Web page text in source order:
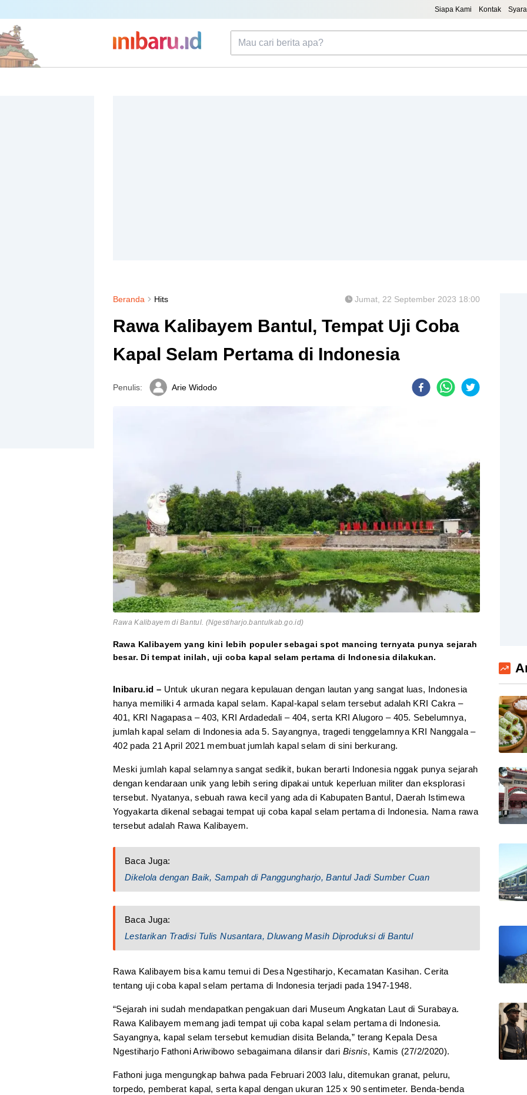
Siapa Kami Kontak
Beranda Hits Jumat, 22 September 2023 18:00
Rawa Kalibayem Bantul, Tempat Uji Coba
Kapal Selam Pertama di Indonesia
Penulis: Arie Widodo
Rawa Kalibayem di Bantul. (Ngestiharjo.bantulkab.go.id)
Rawa Kalibayem yang kini lebih populer sebagai spot mancing ternyata punya sejarah
besar. Di tempat inilah, uji coba kapal selam pertama di Indonesia dilakukan.
Inibaru.id – Untuk ukuran negara kepulauan dengan lautan yang sangat luas, Indonesia
hanya memiliki 4 armada kapal selam. Kapal-kapal selam tersebut adalah KRI Cakra –
401, KRI Nagapasa – 403, KRI Ardadedali – 404, serta KRI Alugoro – 405. Sebelumnya,
jumlah kapal selam di Indonesia ada 5. Sayangnya, tragedi tenggelamnya KRI Nanggala –
402 pada 21 April 2021 membuat jumlah kapal selam di sini berkurang.
Meski jumlah kapal selamnya sangat sedikit, bukan berarti Indonesia nggak punya sejarah
dengan kendaraan unik yang lebih sering dipakai untuk keperluan militer dan eksplorasi
tersebut. Nyatanya, sebuah rawa kecil yang ada di Kabupaten Bantul, Daerah Istimewa
Yogyakarta dikenal sebagai tempat uji coba kapal selam pertama di Indonesia. Nama rawa
tersebut adalah Rawa Kalibayem.
Baca Juga:
Dikelola dengan Baik, Sampah di Panggungharjo, Bantul Jadi Sumber Cuan
Baca Juga:
Lestarikan Tradisi Tulis Nusantara, Dluwang Masih Diproduksi di Bantul
Rawa Kalibayem bisa kamu temui di Desa Ngestiharjo, Kecamatan Kasihan. Cerita
tentang uji coba kapal selam pertama di Indonesia terjadi pada 1947-1948.
“Sejarah ini sudah mendapatkan pengakuan dari Museum Angkatan Laut di Surabaya.
Rawa Kalibayem memang jadi tempat uji coba kapal selam pertama di Indonesia.
Sayangnya, kapal selam tersebut kemudian disita Belanda,” terang Kepala Desa
Ngestiharjo Fathoni Ariwibowo sebagaimana dilansir dari Bisnis, Kamis (27/2/2020).
Fathoni juga mengungkap bahwa pada Februari 2003 lalu, ditemukan granat, peluru,
torpedo, pemberat kapal, serta kapal dengan ukuran 125 x 90 sentimeter. Benda-benda